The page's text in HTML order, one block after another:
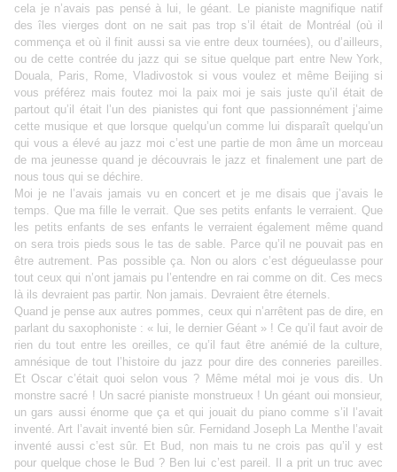
cela je n’avais pas pensé à lui, le géant. Le pianiste magnifique natif
des îles vierges dont on ne sait pas trop s’il était de Montréal (où il
commença et où il finit aussi sa vie entre deux tournées), ou d’ailleurs,
ou de cette contrée du jazz qui se situe quelque part entre New York,
Douala, Paris, Rome, Vladivostok si vous voulez et même Beijing si
vous préférez mais foutez moi la paix moi je sais juste qu’il était de
partout qu’il était l’un des pianistes qui font que passionnément j’aime
cette musique et que lorsque quelqu’un comme lui disparaît quelqu’un
qui vous a élevé au jazz moi c’est une partie de mon âme un morceau
de ma jeunesse quand je découvrais le jazz et finalement une part de
nous tous qui se déchire.
Moi je ne l’avais jamais vu en concert et je me disais que j’avais le
temps. Que ma fille le verrait. Que ses petits enfants le verraient. Que
les petits enfants de ses enfants le verraient également même quand
on sera trois pieds sous le tas de sable. Parce qu’il ne pouvait pas en
être autrement. Pas possible ça. Non ou alors c’est dégueulasse pour
tout ceux qui n’ont jamais pu l’entendre en rai comme on dit. Ces mecs
là ils devraient pas partir. Non jamais. Devraient être éternels.
Quand je pense aux autres pommes, ceux qui n’arrêtent pas de dire, en
parlant du saxophoniste : « lui, le dernier Géant » ! Ce qu’il faut avoir de
rien du tout entre les oreilles, ce qu’il faut être anémié de la culture,
amnésique de tout l’histoire du jazz pour dire des conneries pareilles.
Et Oscar c’était quoi selon vous ? Même métal moi je vous dis. Un
monstre sacré ! Un sacré pianiste monstrueux ! Un géant oui monsieur,
un gars aussi énorme que ça et qui jouait du piano comme s’il l’avait
inventé. Art l’avait inventé bien sûr. Fernidand Joseph La Menthe l’avait
inventé aussi c’est sûr. Et Bud, non mais tu ne crois pas qu’il y est
pour quelque chose le Bud ? Ben lui c’est pareil. Il a prit un truc avec